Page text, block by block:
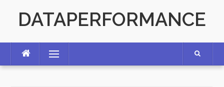
contentDATAPERFORMANCE
Menu